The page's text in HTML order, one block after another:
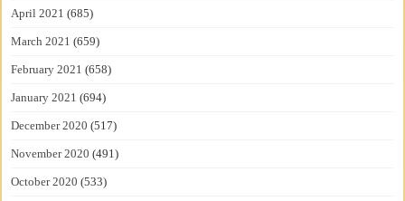
April 2021 (685)
March 2021 (659)
February 2021 (658)
January 2021 (694)
December 2020 (517)
November 2020 (491)
October 2020 (533)